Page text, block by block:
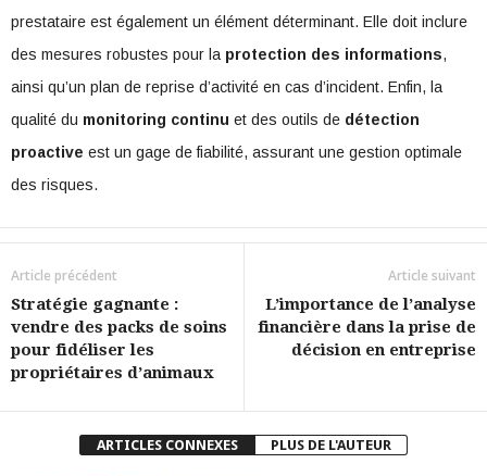
prestataire est également un élément déterminant. Elle doit inclure
des mesures robustes pour la protection des informations,
ainsi qu’un plan de reprise d’activité en cas d’incident. Enfin, la
qualité du monitoring continu et des outils de détection
proactive est un gage de fiabilité, assurant une gestion optimale
des risques.
Article précédent
Stratégie gagnante :
vendre des packs de soins
pour fidéliser les
propriétaires d’animaux
Article suivant
L’importance de l’analyse
financière dans la prise de
décision en entreprise
ARTICLES CONNEXES PLUS DE L'AUTEUR